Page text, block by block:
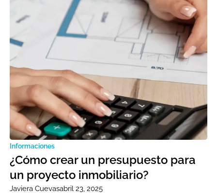
Informaciones
¿Cómo crear un presupuesto para
un proyecto inmobiliario?
Javiera Cuevasabril 23, 2025